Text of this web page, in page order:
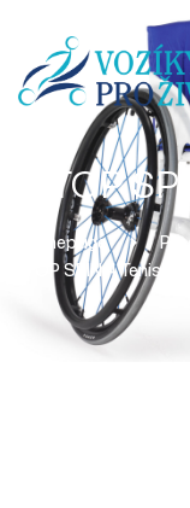
TOP
Homepage
TOP SPIN 4